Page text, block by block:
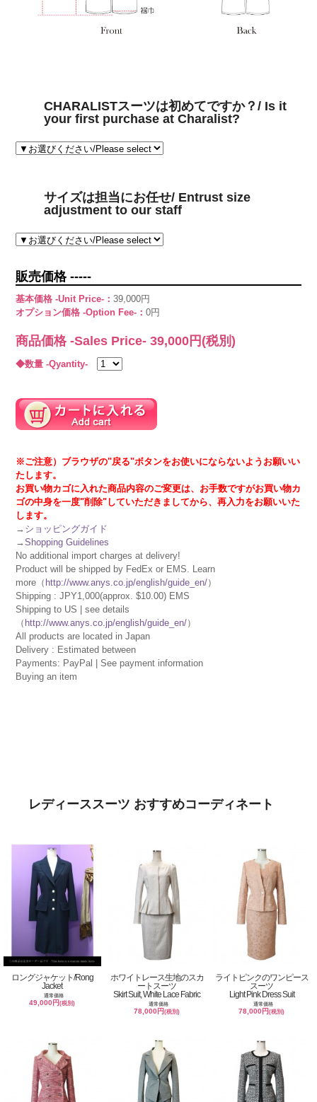
CHARALISTスーツは初めてですか？/ Is it
your first purchase at Charalist?
サイズは担当にお任せ/ Entrust size
adjustment to our staff
販売価格 -----
基本価格 -Unit Price-：39,000円
オプション価格 -Option Fee-：0円
商品価格 -Sales Price-39,000 円(税別)
◆数量 -Qyantity-
※ご注意）ブラウザの"戻る"ボタンをお使いにならないようお願いい
たします。
お買い物カゴに入れた商品内容のご変更は、お手数ですがお買い物カ
ゴの中身を一度"削除"していただきましてから、再入力をお願いいた
します。
→ ショッピングガイド
→Shopping Guidelines
No additional import charges at delivery!
Product will be shipped by FedEx or EMS. Learn
more（ http://www.anys.co.jp/english/guide_en/）
Shipping : JPY1,000(approx. $10.00) EMS
Shipping to US | see details
（ http://www.anys.co.jp/english/guide_en/）
All products are located in Japan
Delivery : Estimated between
Payments: PayPal | See payment information
Buying an item
レディーススーツ おすすめコーディネート
ロングジャケット/Rong
Jacket
通常価格
49,000円(税別)
ホワイトレース生地のスカ
ートスーツ
Skirt Suit, White Lace Fabric
通常価格
78,000円(税別)
ライトピンクのワンピース
スーツ
Light Pink Dress Suit
通常価格
78,000円(税別)